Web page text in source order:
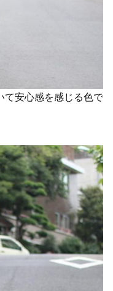
て安心感を感じる色で